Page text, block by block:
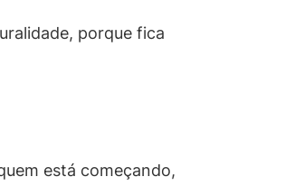
porque fica
está começando,